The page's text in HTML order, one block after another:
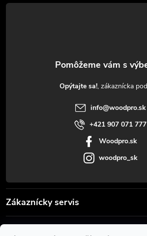
á
Zákaznícky servis
Opýtajte sa!
info@woodpro.sk
+421 907 071 777
Woodpro.sk
woodpro_sk